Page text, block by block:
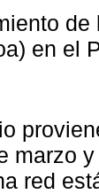
en el
marzo
red